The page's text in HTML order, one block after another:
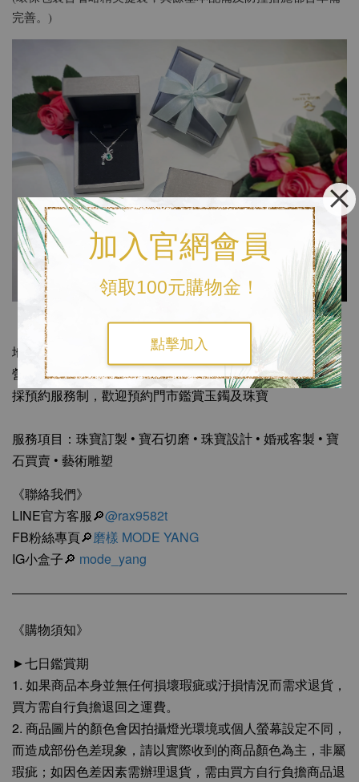
加入官網會員
領取100元購物金！
點擊加入
完善。)
《磨樣MODE YANG 實體店面》
地址 | 台中市南屯區大墩五街350號
營業時間：週一至週五 10:00－17:30
採預約服務制，歡迎預約門市鑑賞玉鐲及珠寶
服務項目：珠寶訂製 • 寶石切磨 • 珠寶設計 • 婚戒客製 • 寶
石買賣 • 藝術雕塑
《聯絡我們》
LINE官方客服🔎@rax9582t
FB粉絲專頁🔎磨樣 MODE YANG
IG小盒子🔎 mode_yang
《購物須知》
►七日鑑賞期
1. 如果商品本身並無任何損壞瑕疵或汙損情況而需求退貨，
買方需自行負擔退回之運費。
2. 商品圖片的顏色會因拍攝燈光環境或個人螢幕設定不同，
而造成部份色差現象，請以實際收到的商品顏色為主，非屬
瑕疵；如因色差因素需辦理退貨，需由買方自行負擔商品退